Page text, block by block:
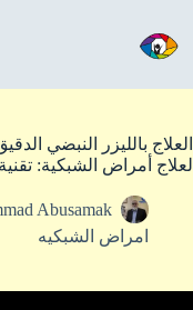
لعلاج أمراض الشبكية:
Abusamak
امراض الشبكيه